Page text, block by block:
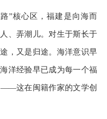
核心区，福建是向海而
、弄潮儿。对生于斯长于
，又是归途。海洋意识早
洋经验早已成为每一个福
这在闽籍作家的文学创